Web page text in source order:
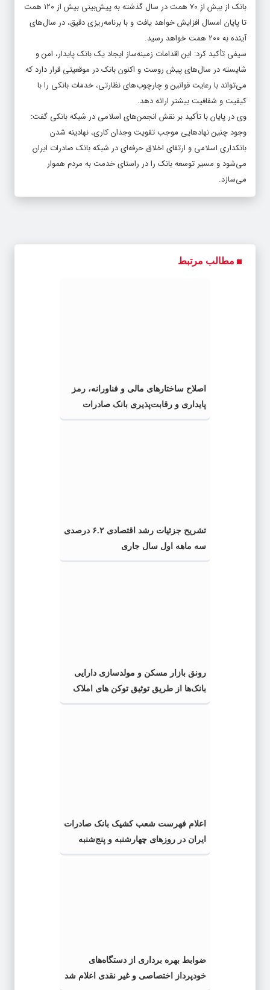
بانک از بیش از ۷۰ همت در سال گذشته به پیش‌بینی بیش از ۱۲۰ همت
تا پایان امسال افزایش خواهد یافت و با برنامه‌ریزی دقیق، در سال‌های
آینده به ۲۰۰ همت خواهد رسید.
سیفی تأکید کرد: این اقدامات زمینه‌ساز ایجاد یک بانک پایدار، امن و
شایسته در سال‌های پیش روست و اکنون بانک در موقعیتی قرار دارد که
می‌تواند با رعایت قوانین و چارچوب‌های نظارتی، خدمات بانکی را با
کیفیت و شفافیت بیشتر ارائه دهد.
وی در پایان با تأکید بر نقش انجمن‌های اسلامی در شبکه بانکی گفت:
وجود چنین نهادهایی موجب تقویت وجدان کاری، نهادینه شدن
بانکداری اسلامی و ارتقای اخلاق حرفه‌ای در شبکه بانک صادرات ایران
می‌شود و مسیر توسعه بانک را در راستای خدمت به مردم هموار
می‌سازد.​
مطالب مرتبط
اصلاح ساختارهای مالی و فناورانه، رمز
پایداری و رقابت‌پذیری بانک صادرات
ایران
تشریح جزئیات رشد اقتصادی ۶.۲ درصدی
سه ماهه اول سال جاری
رونق بازار مسکن و مولدسازی دارایی
بانک‌ها از طریق توثیق توکن های املاک
اعلام فهرست شعب کشیک بانک صادرات
ایران در روزهای چهارشنبه و پنج‌شنبه
ضوابط بهره برداری از دستگاه‌های
خودپرداز اختصاصی و غیر نقدی اعلام شد